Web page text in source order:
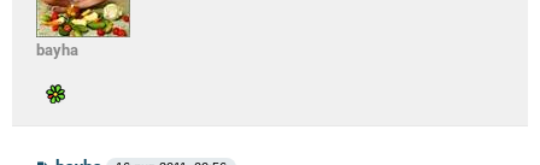
bayha